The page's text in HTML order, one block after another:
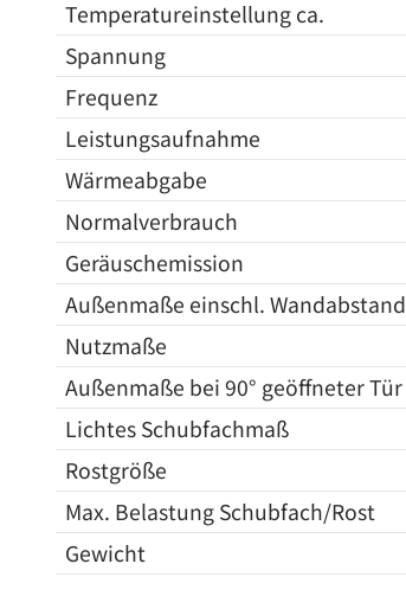
Temperatureinstellung ca.
Spannung
Frequenz
Leistungsaufnahme
Wärmeabgabe
Normalverbrauch
Geräuschemission
Außenmaße einschl. Wandabstand
Nutzmaße
Außenmaße bei 90° geöffneter Tür
Lichtes Schubfachmaß
Rostgröße
Max. Belastung Schubfach/Rost
Gewicht